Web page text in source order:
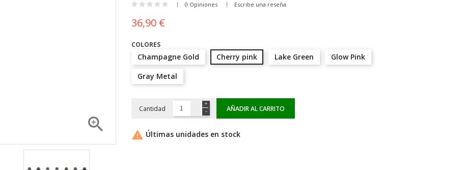

0 Opiniones Escribe una reseña
36,90 €
COLORES
Champagne Gold Cherry pink Lake Green
Glow Pink
Gray Metal
Cantidad AÑADIR AL CARRITO
 Últimas unidades en stock